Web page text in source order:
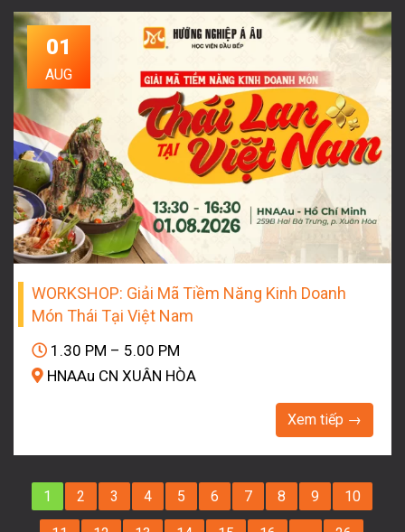
01
AUG
WORKSHOP: Giải Mã Tiềm Năng Kinh Doanh
Món Thái Tại Việt Nam
1.30 PM – 5.00 PM
HNAAu CN XUÂN HÒA
Xem tiếp →
1 2 3 4 5 6 7 8 9 10